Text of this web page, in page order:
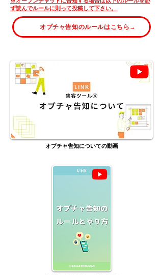
ず読んでルールに則って投稿して下さい。
オプチャ告知のルールはこちら→
オプチャ告知についての動画